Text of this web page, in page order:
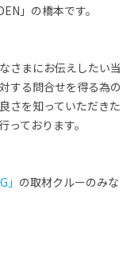
」の橋本です。
さまにお伝えしたい当
する問合せを得る為の
さを知っていただきた
ております。
の取材クルーのみな